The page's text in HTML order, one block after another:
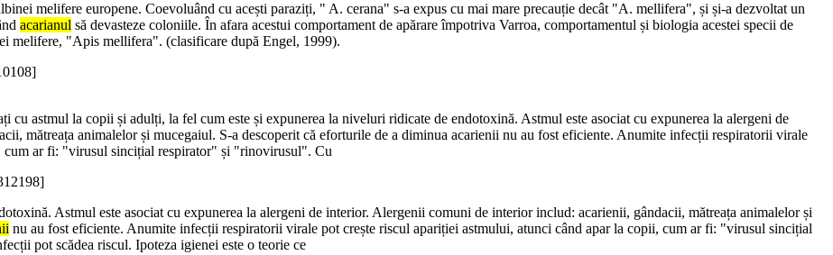
melifere europene. Coevoluând cu acești paraziți, " A. cerana" s-a expus cu mai mare precauție decât "A. mellifera", și și-a dezvoltat un
acarianul să devasteze coloniile. În afara acestui comportament de apărare împotriva Varroa, comportamentul și biologia acestei specii de
melifere, "Apis mellifera". (clasificare după Engel, 1999).
cu astmul la copii și adulți, la fel cum este și expunerea la niveluri ridicate de endotoxină. Astmul este asociat cu expunerea la alergeni de
mătreața animalelor și mucegaiul. S-a descoperit că eforturile de a diminua acarienii nu au fost eficiente. Anumite infecții respiratorii virale
cum ar fi: "virusul sincițial respirator" și "rinovirusul". Cu
Astmul este asociat cu expunerea la alergeni de interior. Alergenii comuni de interior includ: acarienii, gândacii, mătreața animalelor și
nu au fost eficiente. Anumite infecții respiratorii virale pot crește riscul apariției astmului, atunci când apar la copii, cum ar fi: "virusul sincițial
pot scădea riscul. Ipoteza igienei este o teorie ce